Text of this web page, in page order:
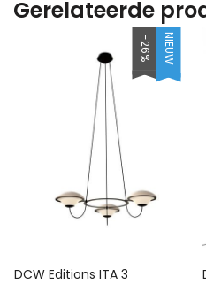
Gerelateerde
-26% NIEUW
DCW Editions ITA 3